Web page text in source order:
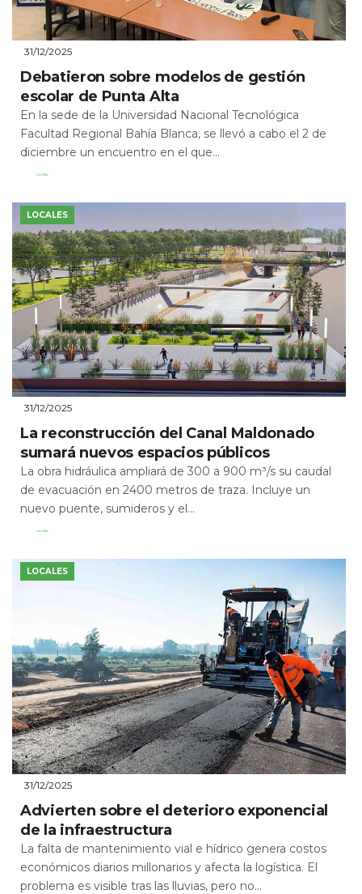
31/12/2025
Debatieron sobre modelos de gestión
escolar de Punta Alta
En la sede de la Universidad Nacional Tecnológica
Facultad Regional Bahía Blanca, se llevó a cabo el 2 de
diciembre un encuentro en el que...
Leer Más
LOCALES
31/12/2025
La reconstrucción del Canal Maldonado
sumará nuevos espacios públicos
La obra hidráulica ampliará de 300 a 900 m³/s su caudal
de evacuación en 2400 metros de traza. Incluye un
nuevo puente, sumideros y el...
Leer Más
LOCALES
31/12/2025
Advierten sobre el deterioro exponencial
de la infraestructura
La falta de mantenimiento vial e hídrico genera costos
económicos diarios millonarios y afecta la logística. El
problema es visible tras las lluvias, pero no...